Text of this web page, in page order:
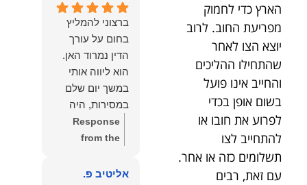
הארץ כדי לחמוק
מפריעת החוב. לרוב
יוצא הצו לאחר
שהתחילו ההליכים
והחייב אינו פועל
בשום אופן בכדי
לפרוע את חובו או
להתחייב לצו
תשלומים כזה או אחר.
עם זאת, רבים
עליכם..אני
שמחה שאתם
איתי ותזכו לטוב
כפי
שאתם....תבורכו
ברכה והצלחה
וחיבוק ממני🙂😘
💓
והמרגשות.
שמחנו מאוד
לקרוא את
דברייך. אנו
מעריכים את
האמון שנתת בנו
ונמשיך לעמוד
לצידך וללוות
אותך במסירות.
הלב הרבה
ברצוני להמליץ
בחום על עורך
הדין נמרוד האן.
הוא ליווה אותי
במשך יום שלם
במסירות, היה
זמין לכל שאלה,
הכווין אותי בכל
תחושת ביטחון
Response
from the
הוא שלנו, נעמוד
אליטיב פ.